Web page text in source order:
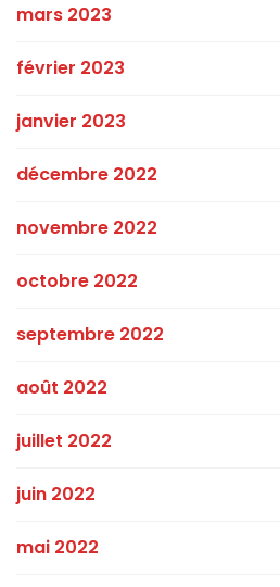
mars 2023
février 2023
janvier 2023
décembre 2022
novembre 2022
octobre 2022
septembre 2022
août 2022
juillet 2022
juin 2022
mai 2022